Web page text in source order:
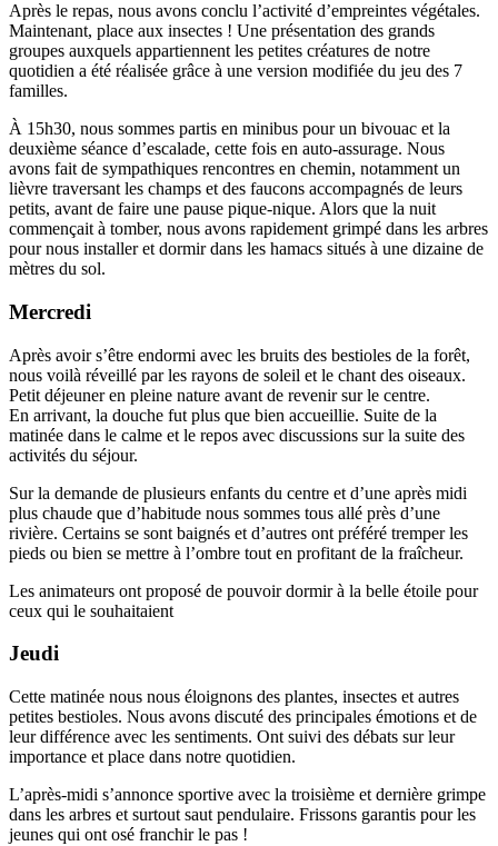
Après le repas, nous avons conclu l’activité d’empreintes végétales.
Maintenant, place aux insectes ! Une présentation des grands
groupes auxquels appartiennent les petites créatures de notre
quotidien a été réalisée grâce à une version modifiée du jeu des 7
familles.
À 15h30, nous sommes partis en minibus pour un bivouac et la
deuxième séance d’escalade, cette fois en auto-assurage. Nous
avons fait de sympathiques rencontres en chemin, notamment un
lièvre traversant les champs et des faucons accompagnés de leurs
petits, avant de faire une pause pique-nique. Alors que la nuit
commençait à tomber, nous avons rapidement grimpé dans les arbres
pour nous installer et dormir dans les hamacs situés à une dizaine de
mètres du sol.
Mercredi
Après avoir s’être endormi avec les bruits des bestioles de la forêt,
nous voilà réveillé par les rayons de soleil et le chant des oiseaux.
Petit déjeuner en pleine nature avant de revenir sur le centre.
En arrivant, la douche fut plus que bien accueillie. Suite de la
matinée dans le calme et le repos avec discussions sur la suite des
activités du séjour.
Sur la demande de plusieurs enfants du centre et d’une après midi
plus chaude que d’habitude nous sommes tous allé près d’une
rivière. Certains se sont baignés et d’autres ont préféré tremper les
pieds ou bien se mettre à l’ombre tout en profitant de la fraîcheur.
Les animateurs ont proposé de pouvoir dormir à la belle étoile pour
ceux qui le souhaitaient
Jeudi
Cette matinée nous nous éloignons des plantes, insectes et autres
petites bestioles. Nous avons discuté des principales émotions et de
leur différence avec les sentiments. Ont suivi des débats sur leur
importance et place dans notre quotidien.
L’après-midi s’annonce sportive avec la troisième et dernière grimpe
dans les arbres et surtout saut pendulaire. Frissons garantis pour les
jeunes qui ont osé franchir le pas !